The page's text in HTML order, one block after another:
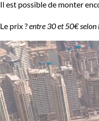
Il est possible de monter
Le prix ?entre 30 et 50€ selon